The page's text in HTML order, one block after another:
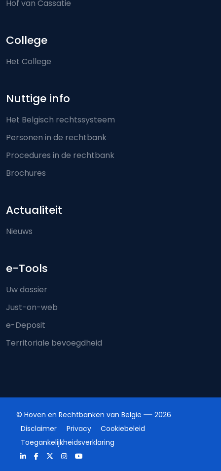
Hof van Cassatie
College
Het College
Nuttige info
Het Belgisch rechtssysteem
Personen in de rechtbank
Procedures in de rechtbank
Brochures
Actualiteit
Nieuws
e-Tools
Uw dossier
Just-on-web
e-Deposit
Territoriale bevoegdheid
© Hoven en Rechtbanken van België
2026
Disclaimer
Privacy
Cookiebeleid
Toegankelijkheidsverklaring